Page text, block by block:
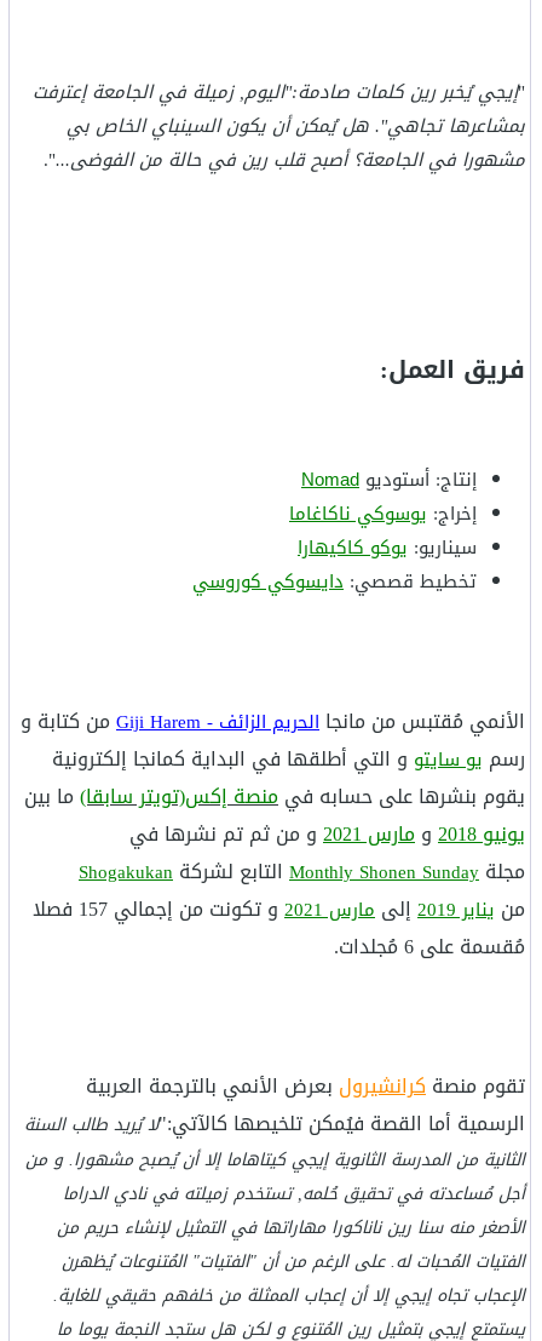
"إيجي يُخبر رين كلمات صادمة:"اليوم, زميلة في الجامعة إعترفت
بمشاعرها تجاهي". هل يُمكن أن يكون السينباي الخاص بي
مشهورا في الجامعة؟ أصبح قلب رين في حالة من الفوضى...".
فريق العمل:
إنتاج: أستوديو Nomad
إخراج: يوسوكي ناكاغاما
سيناريو: يوكو كاكيهارا
تخطيط قصصي: دايسوكي كوروسي
الأنمي مُقتبس من مانجا الحريم الزائف - Giji Harem
من كتابة و
رسم يو سايتو و التي أطلقها في البداية كمانجا إلكترونية
يقوم بنشرها على حسابه فيمنصة إكس(تويتر سابقا)ما بين
يونيو 2018
ومارس 2021
و من ثم تم نشرها في
مجلة Monthly Shonen Sunday التابع لشركة Shogakukan
من يناير 2019 إلى مارس 2021
و تكونت من إجمالي 157 فصلا
مُقسمة على 6 مُجلدات.
تقوم منصةكرانشيرول بعرض الأنمي بالترجمة العربية
الرسمية أما القصة فيُمكن تلخيصها كالآتي:"لا يُريد طالب السنة
الثانية من المدرسة الثانوية إيجي كيتاهاما إلا أن يُصبح مشهورا. و من
أجل مُساعدته في تحقيق حُلمه, تستخدم زميلته في نادي الدراما
الأصغر منه سنا رين ناناكورا مهاراتها في التمثيل لإنشاء حريم من
الفتيات المُحبات له. على الرغم من أن "الفتيات" المُتنوعات يُظهرن
الإعجاب تجاه إيجي إلا أن إعجاب الممثلة من خلفهم حقيقي للغاية.
يستمتع إيجي بتمثيل رين المُتنوع و لكن هل ستجد النجمة يوما ما